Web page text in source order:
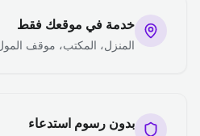
خدمة في موقعك فقط
المنزل، المكتب، موقف
بدون رسوم استدعاء